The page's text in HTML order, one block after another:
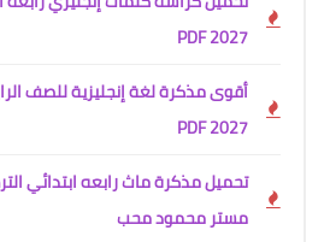
2027 PDF
أقوى مذكرة لغة إنجليزية للصف
2027 PDF
مستر محمود محب